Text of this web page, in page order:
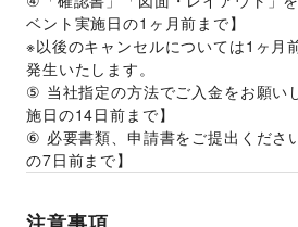
ベント実施日の1ヶ月前まで】
※以後のキャンセルについては1ヶ月
発生いたします。
⑤ 当社指定の方法でご入金をお願い
施日の14日前まで】
⑥ 必要書類、申請書をご提出くださ
の7日前まで】